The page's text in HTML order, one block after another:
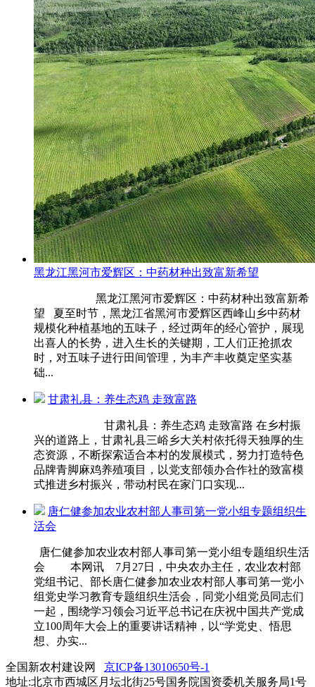
黑龙江黑河市爱辉区：中药材种出致富新希望
黑龙江黑河市爱辉区：中药材种出致富新希
望 夏至时节，黑龙江省黑河市爱辉区西峰山乡中药材
规模化种植基地的五味子，经过两年的经心管护，展现
出喜人的长势，进入生长的关键期，工人们正抢抓农
时，对五味子进行田间管理，为丰产丰收奠定坚实基
础...
甘肃礼县：养生态鸡 走致富路
甘肃礼县：养生态鸡 走致富路 在乡村振
兴的道路上，甘肃礼县三峪乡大关村依托得天独厚的生
态资源，不断探索适合本村的发展模式，努力打造特色
品牌青脚麻鸡养殖项目，以党支部领办合作社的致富模
式推进乡村振兴，带动村民在家门口实现...
唐仁健参加农业农村部人事司第一党小组专题组织生
活会
唐仁健参加农业农村部人事司第一党小组专题组织生活
会 本网讯 7月27日，中央农办主任，农业农村部
党组书记、部长唐仁健参加农业农村部人事司第一党小
组党史学习教育专题组织生活会，同党小组党员同志们
一起，围绕学习领会习近平总书记在庆祝中国共产党成
立100周年大会上的重要讲话精神，以“学党史、悟思
想、办实...
全国新农村建设网 京ICP备13010650号-1
地址:北京市西城区月坛北街25号国务院国资委机关服务局1号